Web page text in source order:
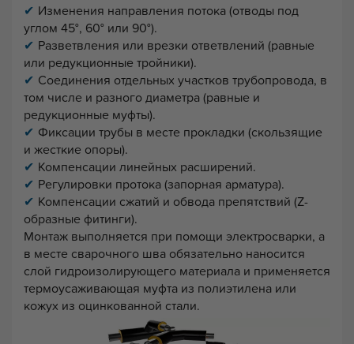
Изменения направления потока (отводы под
углом 45°, 60° или 90°).
Разветвления или врезки ответвлений (равные
или редукционные тройники).
Соединения отдельных участков трубопровода, в
том числе и разного диаметра (равные и
редукционные муфты).
Фиксации трубы в месте прокладки (скользящие
и жесткие опоры).
Компенсации линейных расширений.
Регулировки протока (запорная арматура).
Компенсации сжатий и обвода препятствий (Z-
образные фитинги).
Монтаж выполняется при помощи электросварки, а
в месте сварочного шва обязательно наносится
слой гидроизолирующего материала и применяется
термоусаживающая муфта из полиэтилена или
кожух из оцинкованной стали.